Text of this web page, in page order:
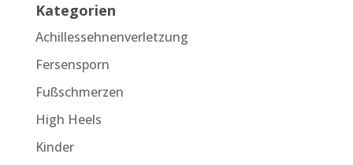
Kategorien
Achillessehnenverletzung
Fersensporn
Fußschmerzen
High Heels
Kinder